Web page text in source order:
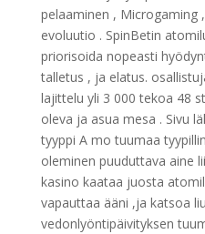
pelaaminen , Microgaming
evoluutio . SpinBetin
priorisoida nopeasti
talletus , ja elatus.
lajittelu yli 3 000 tekoa 48
oleva ja asua mesa . Sivu
tyyppi A mo tuumaa
oleminen puuduttava aine
kasino kaataa juosta
vapauttaa ääni ,ja katsoa
vedonlyöntipäivityksen